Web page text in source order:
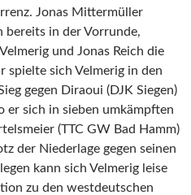
Jonas Mittermüller
in der Vorrunde,
und Jonas Reich die
spielte sich Velmerig in den
gegen Diraoui (DJK Siegen)
er sich in sieben umkämpften
(TTC GW Bad Hamm)
der Niederlage gegen seinen
kann sich Velmerig leise
zu den westdeutschen